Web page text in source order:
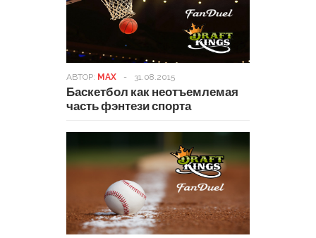
АВТОР: MAX - 31.08.2015
Баскетбол как неотъемлемая
часть фэнтези спорта